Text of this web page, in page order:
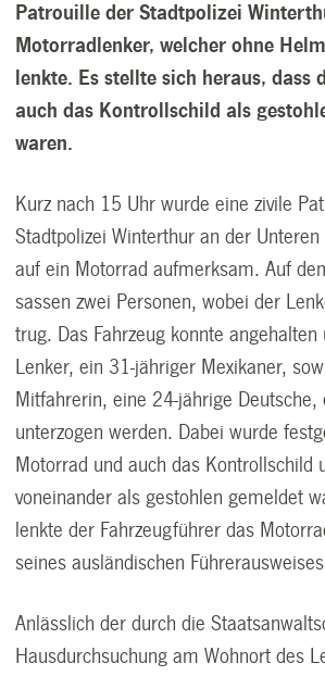
Patrouille der Stadtpolizei
Motorradlenker, welcher ohne
lenkte. Es stellte sich heraus, dass
auch das Kontrollschild als
waren.
Kurz nach 15 Uhr wurde eine zivile
Stadtpolizei Winterthur an der Unteren
auf ein Motorrad aufmerksam. Auf
sassen zwei Personen, wobei der
trug. Das Fahrzeug konnte angehalten
Lenker, ein 31-jähriger Mexikaner,
Mitfahrerin, eine 24-jährige Deutsche,
unterzogen werden. Dabei wurde
Motorrad und auch das Kontrollschild
voneinander als gestohlen gemeldet
lenkte der Fahrzeugführer das
seines ausländischen
Anlässlich der durch die
Hausdurchsuchung am Wohnort des